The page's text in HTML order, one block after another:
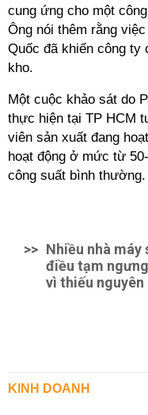
cung ứng cho một
Ông nói thêm rằng
Quốc đã khiến công ty
kho.
Một cuộc khảo sát do
thực hiện tại TP HCM
viên sản xuất đang
hoạt động ở mức từ
công suất bình thường.
>> Nhiều nhà máy
điều tạm
vì thiếu nguyên
KINH DOANH